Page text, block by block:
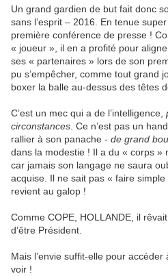
Un grand gardien de but fait donc
sans l’esprit – 2016. En tenue
première conférence de presse !
« joueur », il en a profité pour
ses « partenaires » lors de son
pu s’empêcher, comme tout grand
boxer la balle au-dessus des têtes
C’est un mec qui a de l’intelligence,
circonstances . Ce n’est pas un
rallier à son panache - de grand
dans la modestie ! Il a du « corps »
car jamais son langage ne saura
acquise. Il ne sait pas « faire
revient au galop !
Comme COPE, HOLLANDE, il
d’être Président.
Mais l’envie suffit-elle pour
voir !